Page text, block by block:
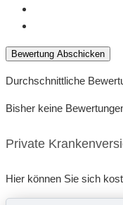
Bewertung Abschicken
Durchschnittliche
Bisher keine
Private
Hier können Sie sich